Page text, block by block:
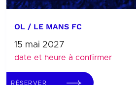
OL / LE MANS FC
15 mai 2027
date et heure à confirmer
RÉSERVER